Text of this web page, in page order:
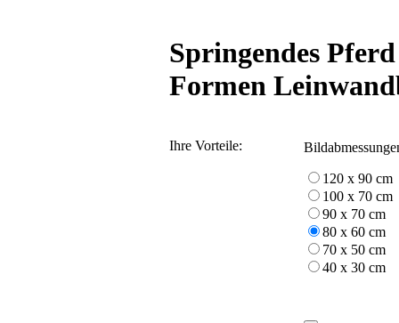
Springendes
Formen
Ihre Vorteile:
120 x 90 cm
100 x 70 cm
90 x 70 cm
80 x 60 cm
70 x 50 cm
40 x 30 cm